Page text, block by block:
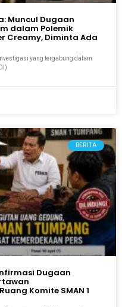
Muncul Dugaan
dalam Polemik
Creamy, Diminta Ada
yang tergabung dalam
BERITA
Dugaan
Komite SMAN 1